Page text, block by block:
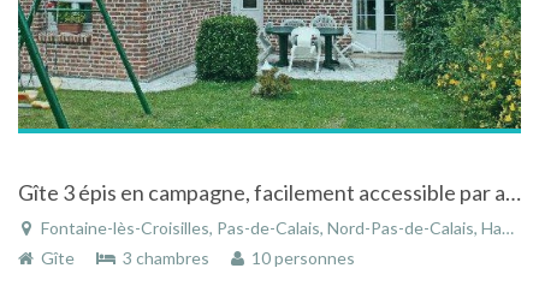
Gîte 3 épis en campagne, facilement accessible par autoroute à Fontaine-lès-Croisilles
Fontaine-lès-Croisilles, Pas-de-Calais, Nord-Pas-de-Calais, Hauts-de-France, France
Gîte
3 chambres 10 personnes